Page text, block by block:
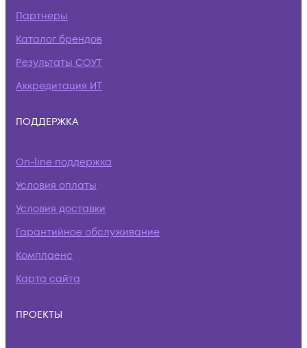
Партнеры
Каталог брендов
Результаты СОУТ
Аккредитация ИТ
ПОДДЕРЖКА
On-line поддержка
Условия оплаты
Условия доставки
Гарантийное обслуживание
Комплаенс
Карта сайта
ПРОЕКТЫ